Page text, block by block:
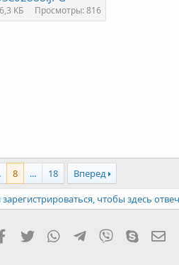
КБ Просмотры: 816
8 ... 18
Вперед
чтобы здесь
Facebook
TwitterWhatsAppTelegram
Viber Skype